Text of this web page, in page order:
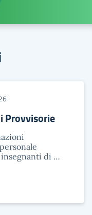
Provvisorie
di …